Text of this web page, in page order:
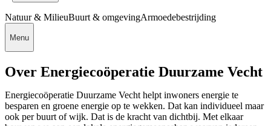
Natuur & MilieuBuurt & omgevingArmoedebestrijding
Menu
Over Energiecoöperatie Duurzame Vecht
Energiecoöperatie Duurzame Vecht helpt inwoners energie te
besparen en groene energie op te wekken. Dat kan individueel maar
ook per buurt of wijk. Dat is de kracht van dichtbij. Met elkaar